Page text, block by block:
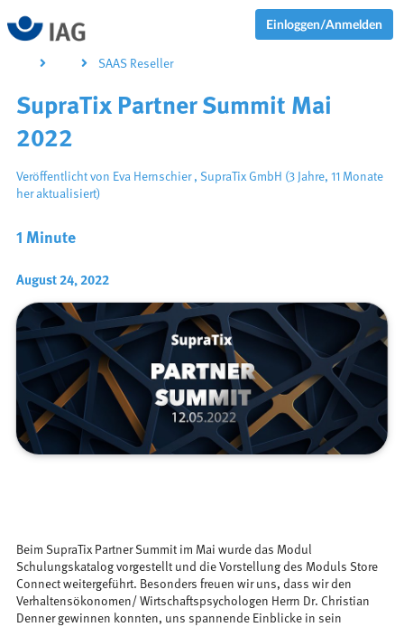
Einloggen/Anmelden
SAAS Reseller
1 Minute
August 24, 2022
SupraTix Partner Summit Mai
2022
Veröffentlicht von Eva Hernschier, SupraTix GmbH (3 Jahre, 11 Monate
her aktualisiert)
Beim SupraTix Partner Summit im Mai wurde das Modul
Schulungskatalog vorgestellt und die Vorstellung des Moduls Store
Connect weitergeführt. Besonders freuen wir uns, dass wir den
Verhaltensökonomen/ Wirtschaftspsychologen Herrn Dr. Christian
Denner gewinnen konnten, uns spannende Einblicke in sein